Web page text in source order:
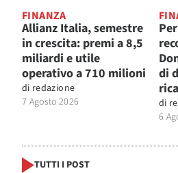
FINANZA
Allianz Italia, semestre
in crescita: premi a 8,5
miliardi e utile
operativo a 710 milioni
di redazione
7 Agosto 2026
di
di
6
TUTTI I POST